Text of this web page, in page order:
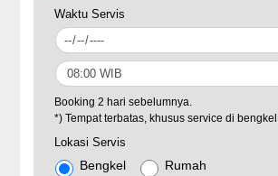
Waktu Servis
Booking 2 hari sebelumnya.
*) Tempat terbatas, khusus service di
Lokasi Servis
Bengkel Rumah